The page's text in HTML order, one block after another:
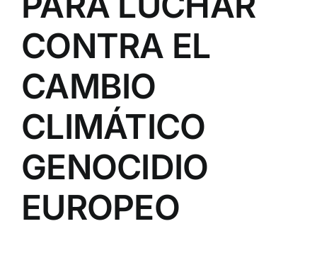
CONTRA EL
CAMBIO
CLIMÁTICO
GENOCIDIO
EUROPEO